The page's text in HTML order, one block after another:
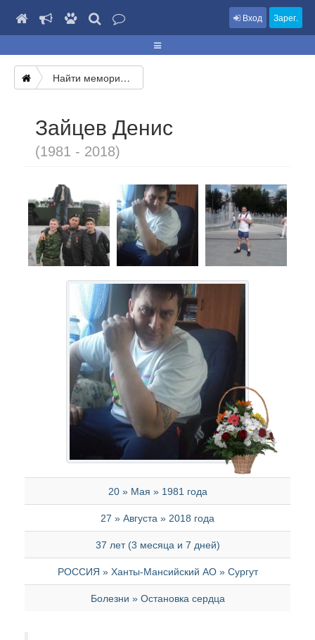
Вход Зарег.
Найти мемориал
Зайцев Денис
(1981 - 2018)
20 » Мая » 1981 года
27 » Августа » 2018 года
37 лет (3 месяца и 7 дней)
РОССИЯ » Ханты-Мансийский АО » Сургут
Болезни » Остановка сердца